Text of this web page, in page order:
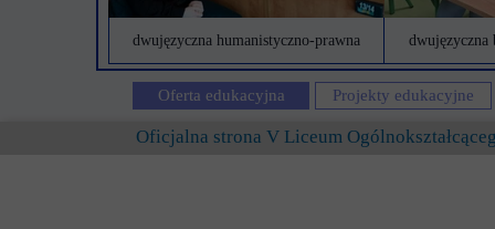
dwujęzyczna
dwujęzyczna humanistyczno-prawna
Projekty edukacyjne
Oferta edukacyjna
Oficjalna strona V Liceum